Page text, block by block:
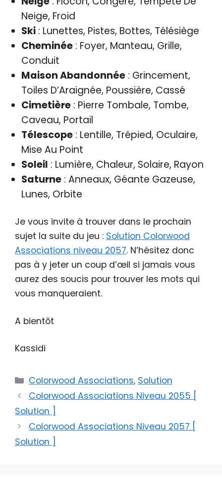
Neige, Froid
Ski: Lunettes, Pistes, Bottes, Télésiège
Cheminée: Foyer, Manteau, Grille,
Conduit
Maison Abandonnée: Grincement,
Toiles D’Araignée, Poussière, Cassé
Cimetière: Pierre Tombale, Tombe,
Caveau, Portail
Télescope: Lentille, Trépied, Oculaire,
Mise Au Point
Soleil : Lumière, Chaleur, Solaire, Rayon
Saturne: Anneaux, Géante Gazeuse,
Lunes, Orbite
Je vous invite à trouver dans le prochain
sujet la suite du jeu : Solution Colorwood
Associations niveau 2057. N’hésitez donc
pas à y jeter un coup d’œil si jamais vous
aurez des soucis pour trouver les mots qui
vous manqueraient.
A bientôt
Kassidi
Catégories
Colorwood Associations, Solution
Colorwood Associations Niveau 2055 [
Solution ]
Colorwood Associations Niveau 2057 [
Solution ]